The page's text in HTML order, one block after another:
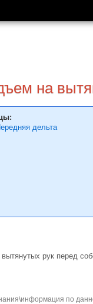
на
дельта
рук перед
по